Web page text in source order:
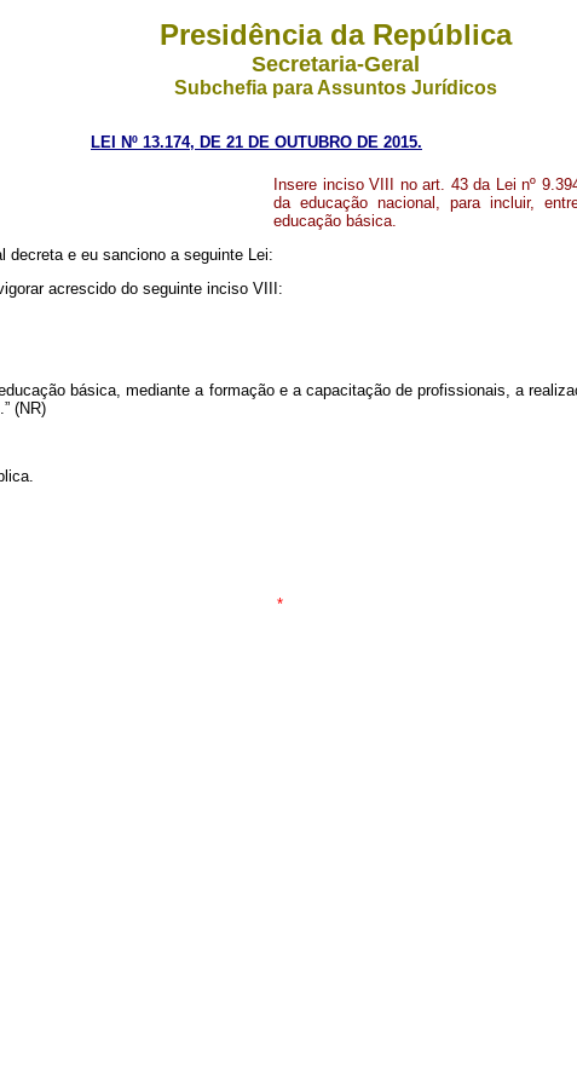
Presidência da República
Secretaria-Geral
Subchefia para Assuntos Jurídicos
LEI Nº 13.174, DE 21 DE OUTUBRO DE 2015.
Insere inciso VIII no art. 43 da Lei nº
da educação nacional, para incluir,
educação básica.
decreta e eu sanciono a seguinte Lei:
acrescido do seguinte inciso VIII:
básica, mediante a formação e a capacitação de profissionais, a
(NR)
*